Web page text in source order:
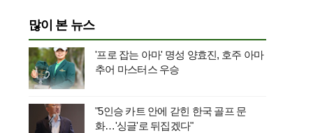
많이 본 뉴스
'프로 잡는 아마' 명성 양효진, 호주 아마
추어 마스터스 우승
"5인승 카트 안에 갇힌 한국 골프 문
화…'싱글'로 뒤집겠다"